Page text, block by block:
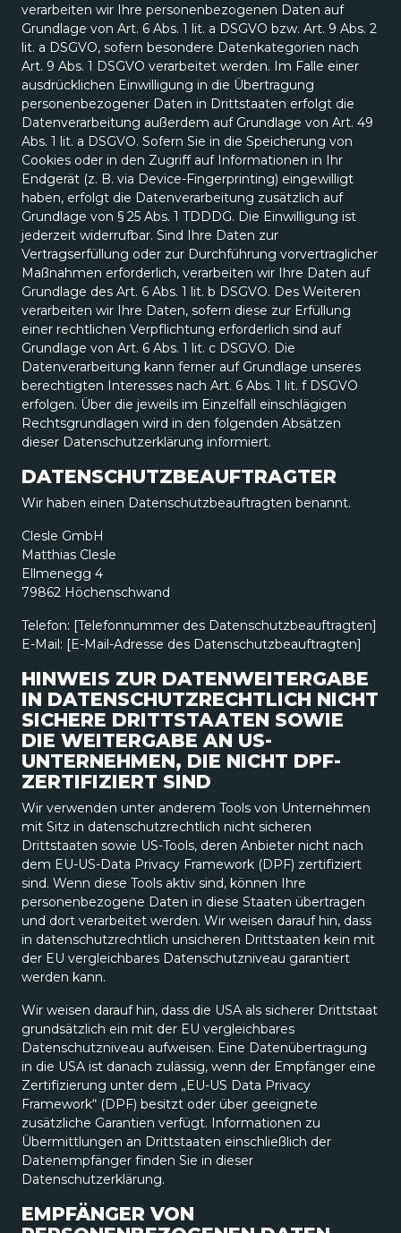
verarbeiten wir Ihre personenbezogenen Daten auf
Grundlage von Art. 6 Abs. 1 lit. a DSGVO bzw. Art. 9 Abs. 2
lit. a DSGVO, sofern besondere Datenkategorien nach
Art. 9 Abs. 1 DSGVO verarbeitet werden. Im Falle einer
ausdrücklichen Einwilligung in die Übertragung
personenbezogener Daten in Drittstaaten erfolgt die
Datenverarbeitung außerdem auf Grundlage von Art. 49
Abs. 1 lit. a DSGVO. Sofern Sie in die Speicherung von
Cookies oder in den Zugriff auf Informationen in Ihr
Endgerät (z. B. via Device-Fingerprinting) eingewilligt
haben, erfolgt die Datenverarbeitung zusätzlich auf
Grundlage von § 25 Abs. 1 TDDDG. Die Einwilligung ist
jederzeit widerrufbar. Sind Ihre Daten zur
Vertragserfüllung oder zur Durchführung vorvertraglicher
Maßnahmen erforderlich, verarbeiten wir Ihre Daten auf
Grundlage des Art. 6 Abs. 1 lit. b DSGVO. Des Weiteren
verarbeiten wir Ihre Daten, sofern diese zur Erfüllung
einer rechtlichen Verpflichtung erforderlich sind auf
Grundlage von Art. 6 Abs. 1 lit. c DSGVO. Die
Datenverarbeitung kann ferner auf Grundlage unseres
berechtigten Interesses nach Art. 6 Abs. 1 lit. f DSGVO
erfolgen. Über die jeweils im Einzelfall einschlägigen
Rechtsgrundlagen wird in den folgenden Absätzen
dieser Datenschutzerklärung informiert.
DATENSCHUTZ­BEAUFTRAGTER
Wir haben einen Datenschutzbeauftragten benannt.
Clesle GmbH
Matthias Clesle
Ellmenegg 4
79862 Höchenschwand
Telefon: [Telefonnummer des Datenschutzbeauftragten]
E-Mail: [E-Mail-Adresse des Datenschutzbeauftragten]
HINWEIS ZUR DATENWEITERGABE
IN DATENSCHUTZRECHTLICH NICHT
SICHERE DRITTSTAATEN SOWIE
DIE WEITERGABE AN US-
UNTERNEHMEN, DIE NICHT DPF-
ZERTIFIZIERT SIND
Wir verwenden unter anderem Tools von Unternehmen
mit Sitz in datenschutzrechtlich nicht sicheren
Drittstaaten sowie US-Tools, deren Anbieter nicht nach
dem EU-US-Data Privacy Framework (DPF) zertifiziert
sind. Wenn diese Tools aktiv sind, können Ihre
personenbezogene Daten in diese Staaten übertragen
und dort verarbeitet werden. Wir weisen darauf hin, dass
in datenschutzrechtlich unsicheren Drittstaaten kein mit
der EU vergleichbares Datenschutzniveau garantiert
werden kann.
Wir weisen darauf hin, dass die USA als sicherer Drittstaat
grundsätzlich ein mit der EU vergleichbares
Datenschutzniveau aufweisen. Eine Datenübertragung
in die USA ist danach zulässig, wenn der Empfänger eine
Zertifizierung unter dem „EU-US Data Privacy
Framework“ (DPF) besitzt oder über geeignete
zusätzliche Garantien verfügt. Informationen zu
Übermittlungen an Drittstaaten einschließlich der
Datenempfänger finden Sie in dieser
Datenschutzerklärung.
EMPFÄNGER VON